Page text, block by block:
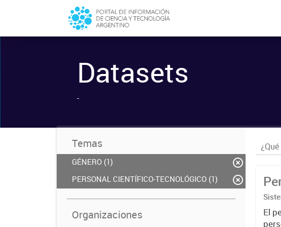
Datasets
-
Temas
GÉNERO (1)
PERSONAL CIENTÍFICO-TECNOLÓGICO (1)
Organizaciones
El